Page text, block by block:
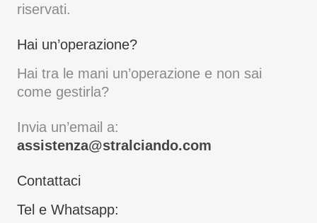
riservati.
Hai un’operazione?
Hai tra le mani un’operazione e non sai
come gestirla?
Invia un’email a:
assistenza@stralciando.com
Contattaci
Tel e Whatsapp: